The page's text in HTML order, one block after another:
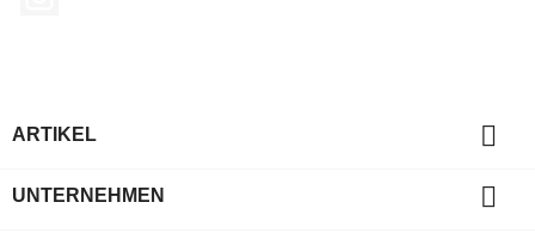
ARTIKEL 
UNTERNEHMEN 